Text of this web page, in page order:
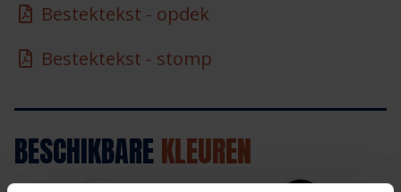
Bestektekst - opdek
Bestektekst - stomp
BESCHIKBAREKLEUREN